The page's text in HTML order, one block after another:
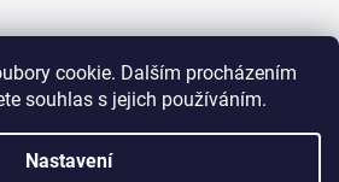
cookie. Dalším procházením
souhlas s jejich používáním.
Nastavení
Vytvořil Shoptet
vytvořilŠtefan Mazáň